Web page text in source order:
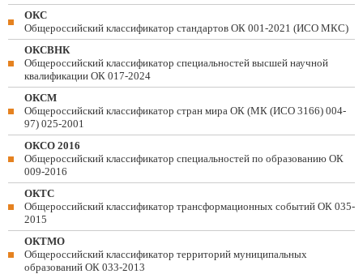
ОКС
Общероссийский классификатор стандартов ОК 001-2021 (ИСО МКС)
ОКСВНК
Общероссийский классификатор специальностей высшей научной
квалификации ОК 017-2024
ОКСМ
Общероссийский классификатор стран мира ОК (МК (ИСО 3166) 004-
97) 025-2001
ОКСО 2016
Общероссийский классификатор специальностей по образованию ОК
009-2016
ОКТС
Общероссийский классификатор трансформационных событий ОК 035-
2015
ОКТМО
Общероссийский классификатор территорий муниципальных
образований ОК 033-2013